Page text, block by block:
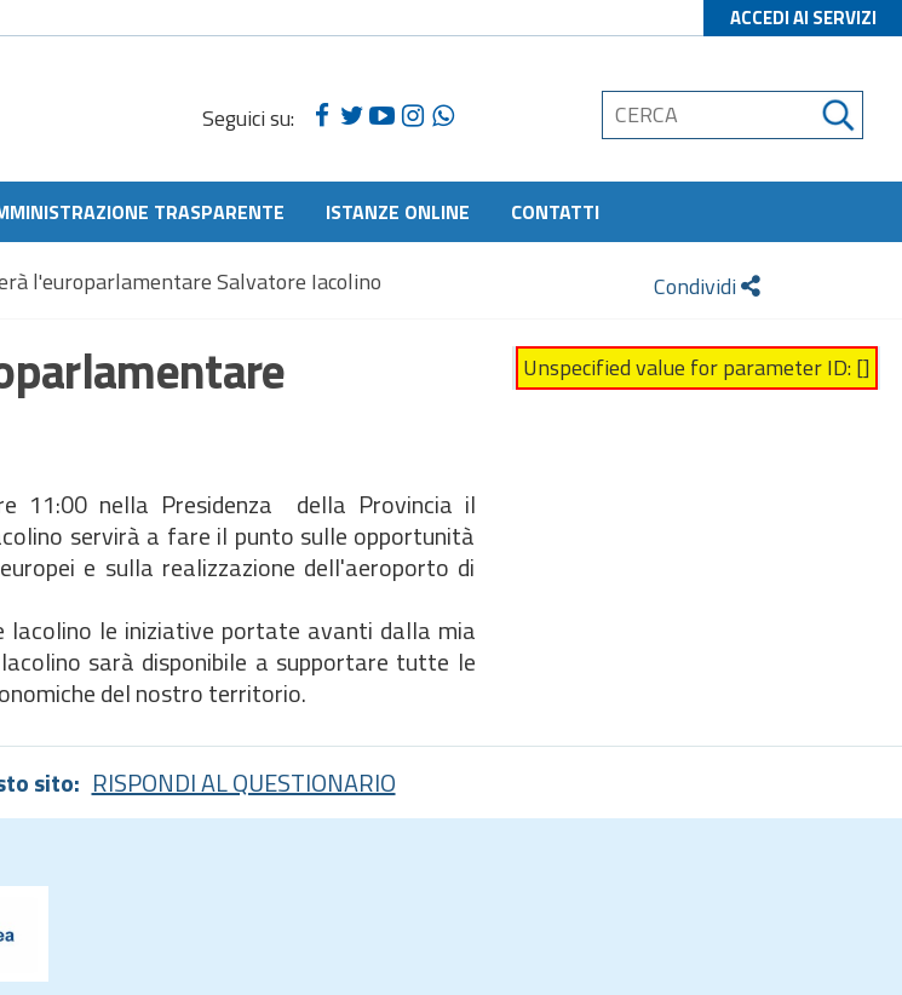
ACCEDI AI SERVIZI
Seguici su:
TRASPARENTE ISTANZE ONLINE CONTATTI
l'europarlamentare Salvatore Iacolino Condividi
11:00 nella Presidenza della Provincia il
servirà a fare il punto sulle opportunità
e sulla realizzazione dell'aeroporto di
le iniziative portate avanti dalla mia
sarà disponibile a supportare tutte le
del nostro territorio.
Unspecified value for parameter ID: []
sito: RISPONDI AL QUESTIONARIO